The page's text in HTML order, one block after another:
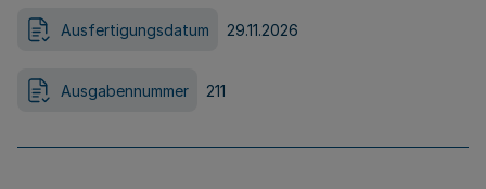
Ausfertigungsdatum 29.11.2026
Ausgabennummer 211